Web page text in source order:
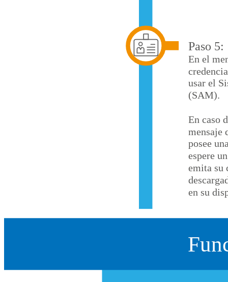
Paso 5:
En el
usar el
(SAM).
En caso
mensaje
posee
espere
emita su
en su